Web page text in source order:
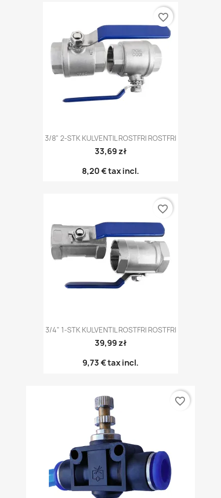
3/8" 2-STK KULVENTIL ROSTFRI ROSTFRI
33,69 zł
8,20 €tax incl.
favorite_border
3/4" 1-STK KULVENTIL ROSTFRI ROSTFRI
39,99 zł
9,73 €tax incl.
favorite_border
favorite_border